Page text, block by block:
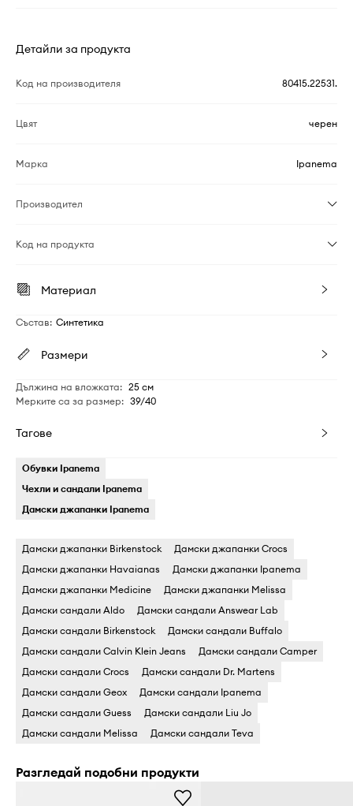
Детайли за продукта
Код на производителя 80415.22531.
Цвят черен
Марка Ipanema
Производител
Код на продукта
Материал
Състав: Синтетика
Размери
Дължина на вложката: 25 см
Мерките са за размер: 39/40
Тагове
Обувки Ipanema
Чехли и сандали Ipanema
Дамски джапанки Ipanema
Дамски джапанки Birkenstock
Дамски джапанки Crocs
Дамски джапанки Havaianas
Дамски джапанки Ipanema
Дамски джапанки Medicine
Дамски джапанки Melissa
Дамски сандали Aldo
Дамски сандали Answear Lab
Дамски сандали Birkenstock
Дамски сандали Buffalo
Дамски сандали Calvin Klein Jeans
Дамски сандали Camper
Дамски сандали Crocs
Дамски сандали Dr. Martens
Дамски сандали Geox
Дамски сандали Ipanema
Дамски сандали Guess
Дамски сандали Liu Jo
Дамски сандали Melissa
Дамски сандали Teva
Разгледай подобни продукти